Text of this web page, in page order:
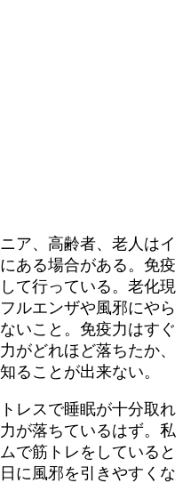
ア、高齢者、老人はイ
ある場合がある。免疫
て行っている。老化現
ルエンザや風邪にやら
いこと。免疫力はすぐ
がどれほど落ちたか、
ることが出来ない。
レスで睡眠が十分取れ
が落ちているはず。私
で筋トレをしていると
に風邪を引きやすくな